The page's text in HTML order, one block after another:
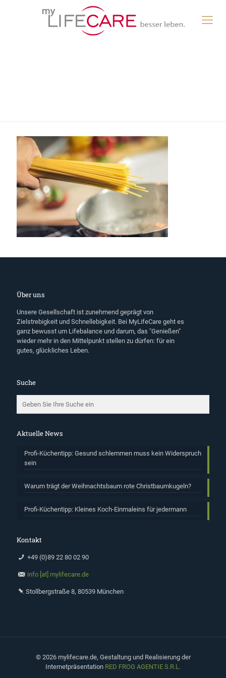
Über uns
Unsere Gesellschaft ist zunehmend geprägt von
Zielstrebigkeit und Schnellebigkeit. Bei MyLifeCare geht es
ganz bewusst um Lifebalance und darum, das "Genießen"
wieder mehr in den Mittelpunkt stellen zu dürfen: für ein
gutes, glückliches Leben.
Suche
Aktuelle News
Profi-Küchentipp: Gesund schlemmen muss kein Widerspruch
sein
Warum trägt der Weihnachtsbaum rote Christbaumkugeln?
Profi-Küchentipp: Kleines Koch-Einmaleins für jedermann
Kontakt
+49 (0)89 22 80 02 90
info [at] mylifecare.de
Stollbergstraße 8, 80539 München
© 2026 mylifecare.de, Gestaltung und Realisierung der
Internetpräsentation RED FROG AGENTIE S.R.L.